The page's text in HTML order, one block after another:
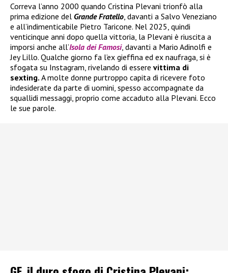
Correva l’anno 2000 quando Cristina Plevani trionfò alla
prima edizione del Grande Fratello , davanti a Salvo Veneziano
e all’indimenticabile Pietro Taricone. Nel 2025, quindi
venticinque anni dopo quella vittoria, la Plevani è riuscita a
imporsi anche all’Isola dei Famosi, davanti a Mario Adinolfi e
Jey Lillo. Qualche giorno fa l’ex gieffina ed ex naufraga, si è
sfogata su Instagram, rivelando di essere vittima di
sexting. A molte donne purtroppo capita di ricevere foto
indesiderate da parte di uomini, spesso accompagnate da
squallidi messaggi, proprio come accaduto alla Plevani. Ecco
le sue parole.